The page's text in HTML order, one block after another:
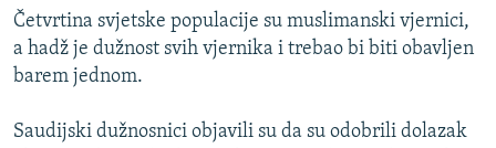
Četvrtina svjetske populacije su muslimanski vjernici,
a hadž je dužnost svih vjernika i trebao bi biti obavljen
barem jednom.
Saudijski dužnosnici objavili su da su odobrili dolazak